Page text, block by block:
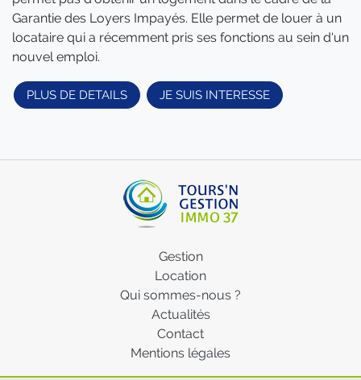
Garantie des Loyers Impayés. Elle permet de louer à un
locataire qui a récemment pris ses fonctions au sein d'un
nouvel emploi.
PLUS DE DETAILS JE SUIS INTERESSE
Gestion
Location
Qui sommes-nous ?
Actualités
Contact
Mentions légales